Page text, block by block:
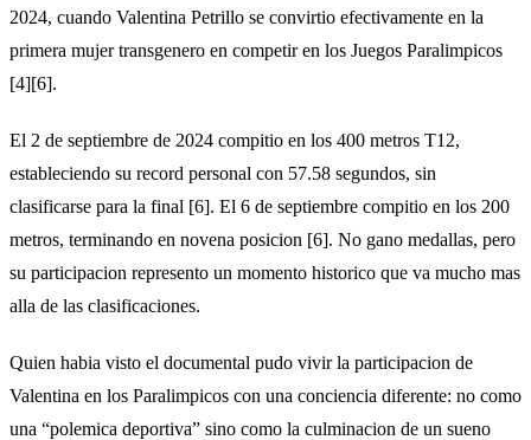
2024, cuando Valentina Petrillo se convirtio efectivamente en la
primera mujer transgenero en competir en los Juegos Paralimpicos
[4][6].
El 2 de septiembre de 2024 compitio en los 400 metros T12,
estableciendo su record personal con 57.58 segundos, sin
clasificarse para la final [6]. El 6 de septiembre compitio en los 200
metros, terminando en novena posicion [6]. No gano medallas, pero
su participacion represento un momento historico que va mucho mas
alla de las clasificaciones.
Quien habia visto el documental pudo vivir la participacion de
Valentina en los Paralimpicos con una conciencia diferente: no como
una “polemica deportiva” sino como la culminacion de un sueno